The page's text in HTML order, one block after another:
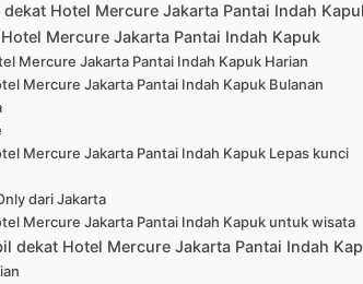
Hotel Mercure Jakarta Pantai Indah
Mercure Jakarta Pantai Indah Kapuk
Mercure Jakarta Pantai Indah Kapuk Harian
Mercure Jakarta Pantai Indah Kapuk Bulanan
Mercure Jakarta Pantai Indah Kapuk Lepas kunci
dari Jakarta
Mercure Jakarta Pantai Indah Kapuk untuk wisata
dekat Hotel Mercure Jakarta Pantai Indah